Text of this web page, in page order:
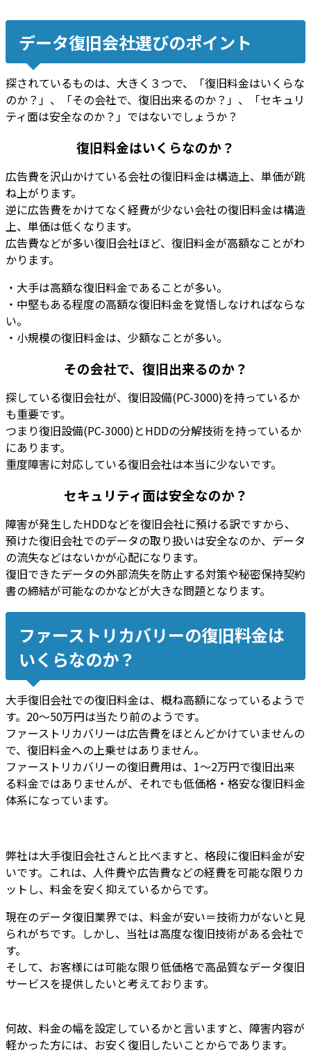
データ復旧会社選びのポイント
探されているものは、大きく３つで、「復旧料金はいくらな
のか？」、「その会社で、復旧出来るのか？」、「セキュリ
ティ面は安全なのか？」ではないでしょうか？
復旧料金はいくらなのか？
広告費を沢山かけている会社の復旧料金は構造上、単価が跳
ね上がります。
逆に広告費をかけてなく経費が少ない会社の復旧料金は構造
上、単価は低くなります。
広告費などが多い復旧会社ほど、復旧料金が高額なことがわ
かります。
・大手は高額な復旧料金であることが多い。
・中堅もある程度の高額な復旧料金を覚悟しなければならな
い。
・ 小規模の復旧料金は、少額なことが多い。
その会社で、復旧出来るのか？
探している復旧会社が、復旧設備(PC-3000)を持っているか
も重要です。
つまり復旧設備(PC-3000)とHDDの分解技術を持っているか
にあります。
重度障害に対応している復旧会社は本当に少ないです。
セキュリティ面は安全なのか？
障害が発生したHDDなどを復旧会社に預ける訳ですから、
預けた復旧会社でのデータの取り扱いは安全なのか、データ
の流失などはないかが心配になります。
復旧できたデータの外部流失を防止する対策や秘密保持契約
書の締結が可能なのかなどが大きな問題となります。
ファーストリカバリーの復旧料金は
いくらなのか？
大手復旧会社での復旧料金は、 概ね高額になっているようで
す。 20～50万円は当たり前のようです。
ファーストリカバリーは広告費をほとんどかけていませんの
で、 復旧料金への上乗せはありません。
ファーストリカバリーの復旧費用は、1～2万円で復旧出来
る料金ではありませんが、それでも低価格・格安な復旧料金
体系になっています。
弊社は大手復旧会社さんと比べますと、 格段に復旧料金が安
いです。これは、 人件費や広告費などの経費を可能な限りカ
ット し、 料金を安く抑えているからです。
現在のデータ復旧業界では、料金が安い＝技術力がないと見
られがちです。しかし、 当社は高度な復旧技術がある会社で
す。
そして、 お客様には可能な限り低価格で高品質なデータ復旧
サービスを提供したいと考えております。
何故、 料金の幅を設定しているかと言いますと、 障害内容が
軽かった方には、お安く復旧したいことからであります。